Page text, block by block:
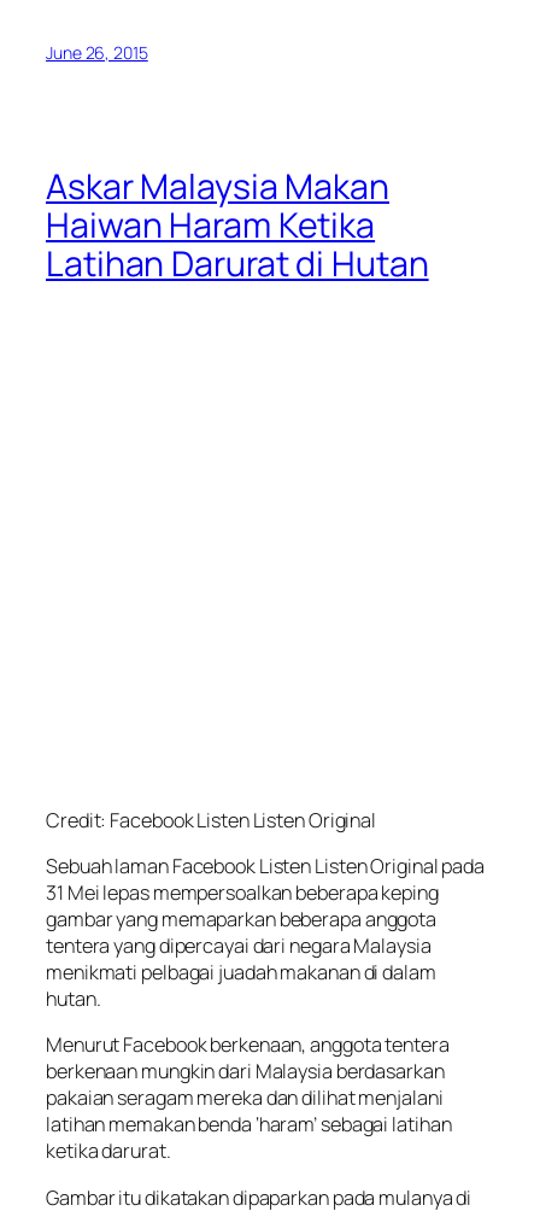
June 26, 2015
Askar Malaysia Makan
Haiwan Haram Ketika
Latihan Darurat di Hutan
Credit: Facebook Listen Listen Original
Sebuah laman Facebook Listen Listen Original pada
31 Mei lepas mempersoalkan beberapa keping
gambar yang memaparkan beberapa anggota
tentera yang dipercayai dari negara Malaysia
menikmati pelbagai juadah makanan di dalam
hutan.
Menurut Facebook berkenaan, anggota tentera
berkenaan mungkin dari Malaysia berdasarkan
pakaian seragam mereka dan dilihat menjalani
latihan memakan benda ‘haram’ sebagai latihan
ketika darurat.
Gambar itu dikatakan dipaparkan pada mulanya di